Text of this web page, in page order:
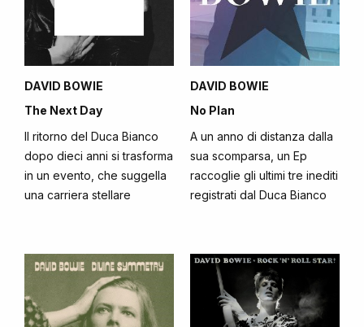
DAVID BOWIE
The Next Day
Il ritorno del Duca Bianco
dopo dieci anni si trasforma
in un evento, che suggella
una carriera stellare
DAVID BOWIE
No Plan
A un anno di distanza dalla
sua scomparsa, un Ep
raccoglie gli ultimi tre inediti
registrati dal Duca Bianco